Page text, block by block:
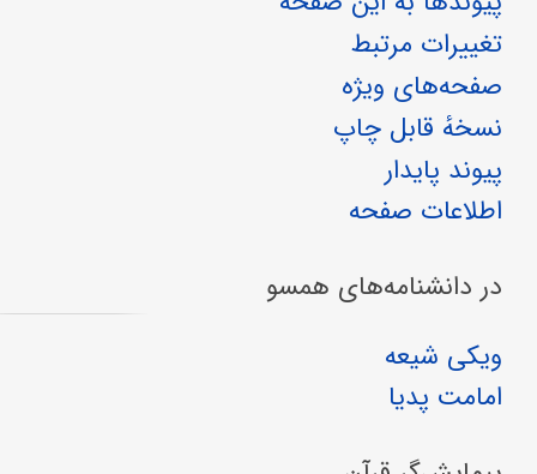
تغییرات مرتبط
صفحه‌های ویژه
نسخهٔ قابل چاپ
پیوند پایدار
اطلاعات صفحه
در دانشنامه‌های همسو
ویکی شیعه
امامت پدیا